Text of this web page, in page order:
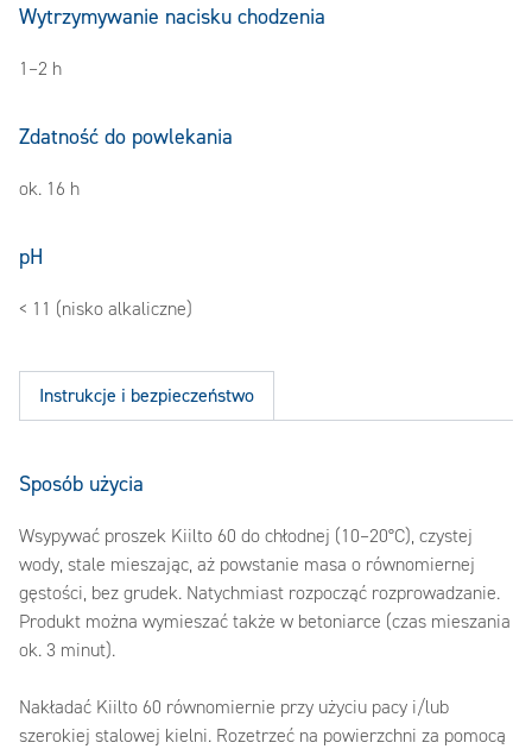
Wytrzymywanie nacisku chodzenia
1–2 h
Zdatność do powlekania
ok. 16 h
pH
< 11 (nisko alkaliczne)
Instrukcje i bezpieczeństwo
Sposób użycia
Wsypywać proszek Kiilto 60 do chłodnej (10–20°C), czystej
wody, stale mieszając, aż powstanie masa o równomiernej
gęstości, bez grudek. Natychmiast rozpocząć rozprowadzanie.
Produkt można wymieszać także w betoniarce (czas mieszania
ok. 3 minut).
Nakładać Kiilto 60 równomiernie przy użyciu pacy i/lub
szerokiej stalowej kielni. Rozetrzeć na powierzchni za pomocą